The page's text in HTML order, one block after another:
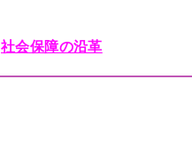
社会保障の沿革